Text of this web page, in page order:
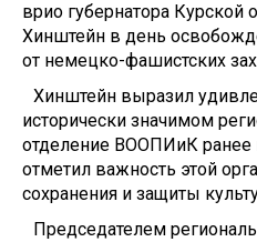
врио губернатора Курской
Хинштейн в день
от немецко-фашистских
Хинштейн выразил
исторически значимом
отделение ВООПИиК ранее
отметил важность этой
сохранения и защиты
Председателем